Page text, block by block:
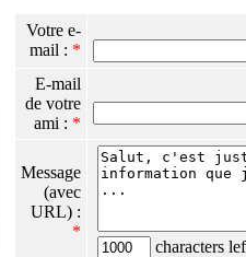
Votre e-
mail : *
E-mail
de votre
ami : *
Message
(avec
URL) :
*
characters